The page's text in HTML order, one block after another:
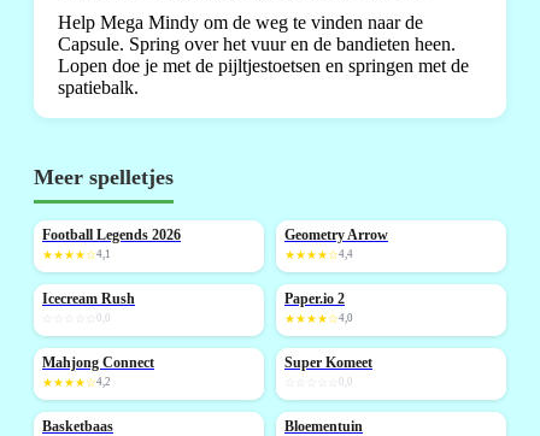
Help Mega Mindy om de weg te vinden naar de
Capsule. Spring over het vuur en de bandieten heen.
Lopen doe je met de pijltjestoetsen en springen met de
spatiebalk.
Meer spelletjes
NIEUW
Football Legends 2026
★★★★☆4,1
NIEUW
Geometry Arrow
★★★★☆4,4
NIEUW
Icecream Rush
0,0
Paper.io 2
★★★★☆4,0
NIEUW
Mahjong Connect
★★★★☆4,2
NIEUW
Super Komeet
0,0
NIEUW
Basketbaas Bloementuin